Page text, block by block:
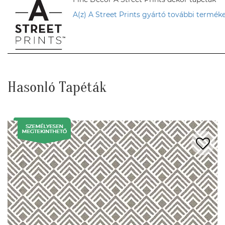
A(z) A Street Prints gyártó további
Hasonló Tapéták